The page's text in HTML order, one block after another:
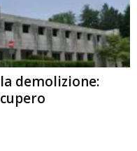
demolizione: